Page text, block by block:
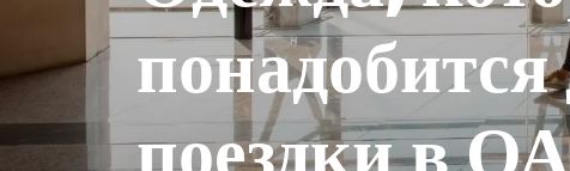
Интерконтиненталь Рас-эль-Хайма Мина
Аль Араб Резорт энд Спа
Доступное путешествие